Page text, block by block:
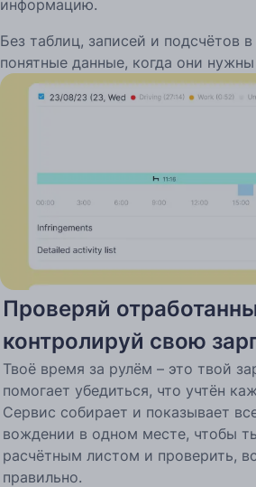
информацию.
Без таблиц, записей и подсчётов
понятные данные, когда они
Проверяй
контролируй свою
Твоё время за рулём – это твой
помогает убедиться, что учтён
Сервис собирает и показывает
вождении в одном месте, чтобы
расчётным листом и проверить,
правильно.